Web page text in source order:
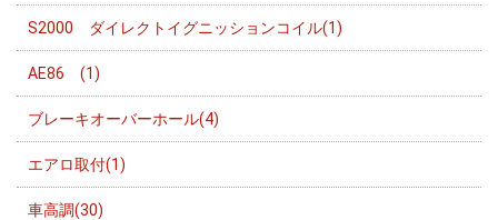
S2000 ダイレクトイグニッションコイル(1)
AE86 (1)
ブレーキオーバーホール(4)
エアロ取付(1)
車高調(30)